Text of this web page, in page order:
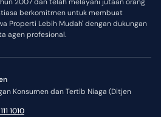
berkomitmen untuk membuat
Properti Lebih Mudah' dengan dukungan
agen profesional.
Konsumen dan Tertib Niaga (Ditjen
1010